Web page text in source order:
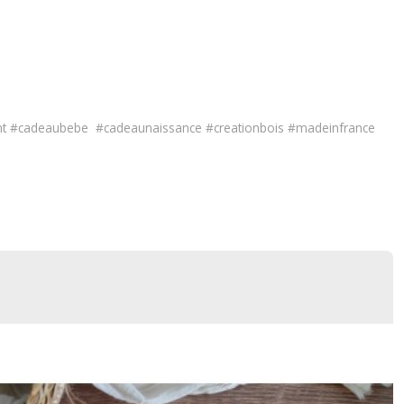
#cadeaunaissance #creationbois #madeinfrance